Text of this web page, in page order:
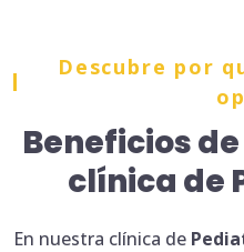
Descubre por
Beneficios
clínica de
En nuestra clínica de